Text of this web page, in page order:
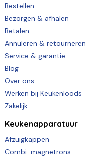
Bestellen
Bezorgen & afhalen
Betalen
Annuleren & retourneren
Service & garantie
Blog
Over ons
Werken bij Keukenloods
Zakelijk
Keukenapparatuur
Afzuigkappen
Combi-magnetrons